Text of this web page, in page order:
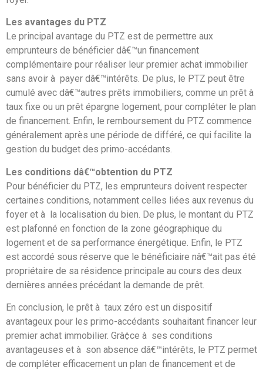
Les avantages du PTZ
Le principal avantage du PTZ est de permettre aux
emprunteurs de bénéficier dâ€™un financement
complémentaire pour réaliser leur premier achat immobilier
sans avoir à payer dâ€™intérêts. De plus, le PTZ peut être
cumulé avec dâ€™autres prêts immobiliers, comme un prêt à
taux fixe ou un prêt épargne logement, pour compléter le plan
de financement. Enfin, le remboursement du PTZ commence
généralement après une période de différé, ce qui facilite la
gestion du budget des primo-accédants.
Les conditions dâ€™obtention du PTZ
Pour bénéficier du PTZ, les emprunteurs doivent respecter
certaines conditions, notamment celles liées aux revenus du
foyer et à la localisation du bien. De plus, le montant du PTZ
est plafonné en fonction de la zone géographique du
logement et de sa performance énergétique. Enfin, le PTZ
est accordé sous réserve que le bénéficiaire nâ€™ait pas été
propriétaire de sa résidence principale au cours des deux
dernières années précédant la demande de prêt.
En conclusion, le prêt à taux zéro est un dispositif
avantageux pour les primo-accédants souhaitant financer leur
premier achat immobilier. Grà¢ce à ses conditions
avantageuses et à son absence dâ€™intérêts, le PTZ permet
de compléter efficacement un plan de financement et de